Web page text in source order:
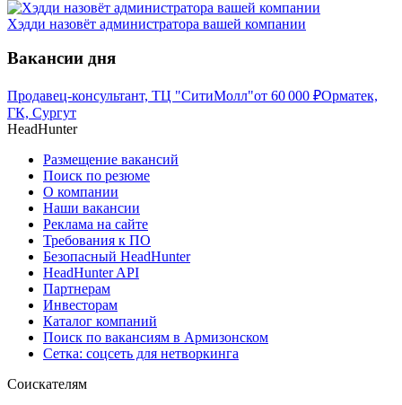
Хэдди назовёт администратора вашей компании
Вакансии дня
Продавец-консультант, ТЦ "СитиМолл"от 60 000 ₽Орматек,
ГК, Сургут
HeadHunter
Размещение вакансий
Поиск по резюме
О компании
Наши вакансии
Реклама на сайте
Требования к ПО
Безопасный HeadHunter
HeadHunter API
Партнерам
Инвесторам
Каталог компаний
Поиск по вакансиям в Армизонском
Сетка: соцсеть для нетворкинга
Соискателям